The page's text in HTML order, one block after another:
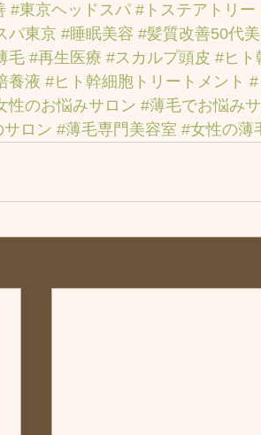
#東京ヘッドスパ #トステアトリー
パ東京 #睡眠美容 #髪質改善50代
毛 #再生医療 #スカルプ頭皮 #ヒト
養液 #ヒト幹細胞トリートメント
性のお悩みサロン #薄毛でお悩み
ロン #薄毛専門美容室 #女性の薄